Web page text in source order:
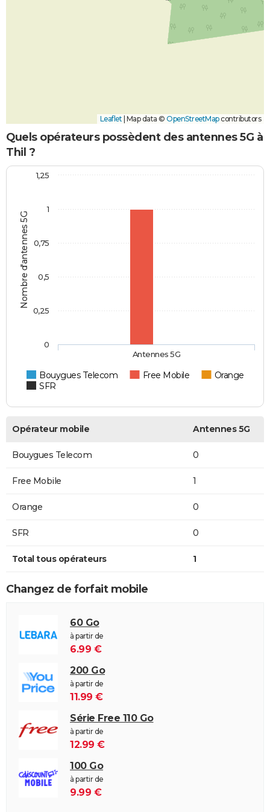
Leaflet Map data © OpenStreetMapcontributors
Quels opérateurs possèdent des antennes 5G à
Thil ?
Nombre d'antennes 5G
Bouygues Telecom Free Mobile
Orange
SFR
Antennes 5G
0
0,25
0,5
0,75
1
1,25
Opérateur mobile Antennes 5G
Bouygues Telecom 0
Free Mobile 1
Orange 0
SFR 0
Total tous opérateurs 1
Changez de forfait mobile
60 Go
à partir de
6.99 €
200 Go
à partir de
11.99 €
Série Free 110 Go
à partir de
12.99 €
100 Go
à partir de
9.99 €